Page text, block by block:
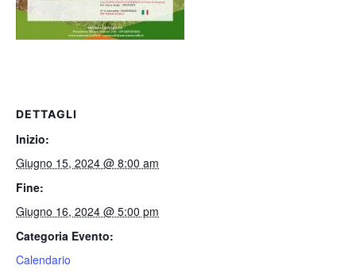
DETTAGLI
Inizio:
Giugno 15, 2024 @ 8:00 am
Fine:
Giugno 16, 2024 @ 5:00 pm
Categoria Evento:
Calendario